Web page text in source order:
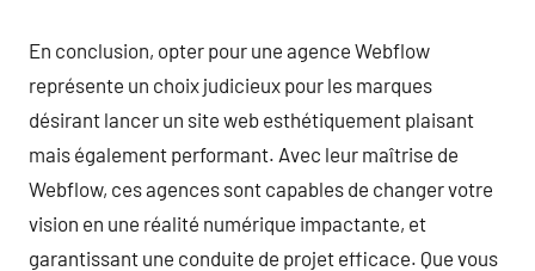
En conclusion, opter pour une agence Webflow
représente un choix judicieux pour les marques
désirant lancer un site web esthétiquement plaisant
mais également performant. Avec leur maîtrise de
Webflow, ces agences sont capables de changer votre
vision en une réalité numérique impactante, et
garantissant une conduite de projet efficace. Que vous